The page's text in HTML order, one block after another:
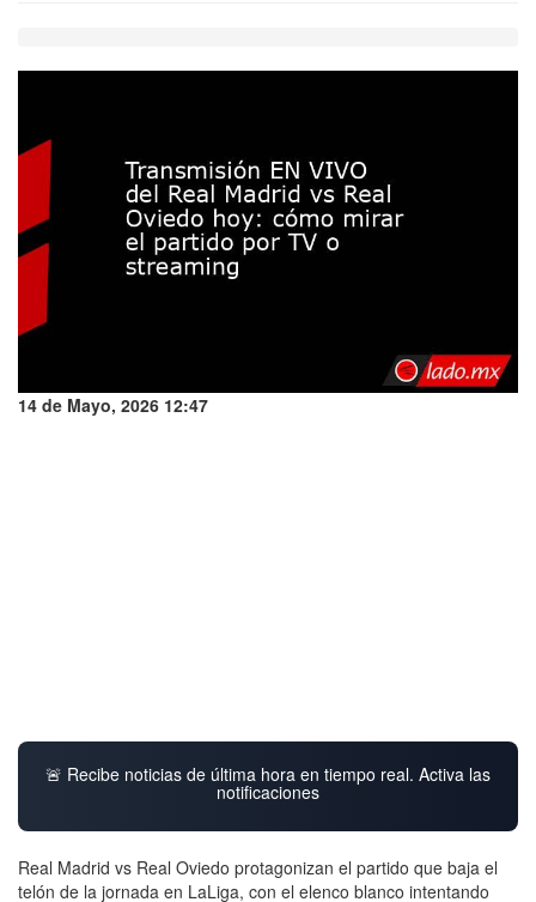
14 de Mayo, 2026 12:47
🚨 Recibe noticias de última hora en tiempo real. Activa las
notificaciones
Real Madrid vs Real Oviedo protagonizan el partido que baja el
telón de la jornada en LaLiga, con el elenco blanco intentando